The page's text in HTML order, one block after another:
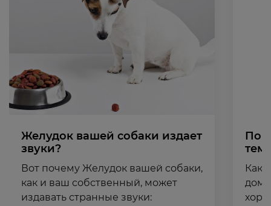
Желудок вашей собаки издает
звуки?
Вот почему Желудок вашей собаки,
как и ваш собственный, может
издавать странные звуки:
Как